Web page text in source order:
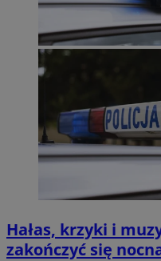
Hałas, krzyki i
zakończyć się